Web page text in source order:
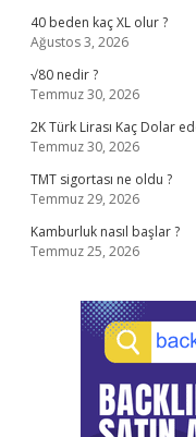
40 beden kaç XL olur ?
Ağustos 3, 2026
√80 nedir ?
Temmuz 30, 2026
2K Türk Lirası Kaç Dolar
Temmuz 30, 2026
TMT sigortası ne oldu ?
Temmuz 29, 2026
Kamburluk nasıl başlar ?
Temmuz 25, 2026